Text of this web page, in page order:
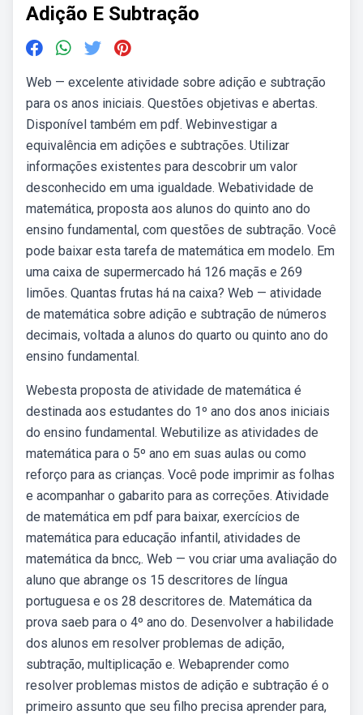
Adição E Subtração
Web — excelente atividade sobre adição e subtração
para os anos iniciais. Questões objetivas e abertas.
Disponível também em pdf. Webinvestigar a
equivalência em adições e subtrações. Utilizar
informações existentes para descobrir um valor
desconhecido em uma igualdade. Webatividade de
matemática, proposta aos alunos do quinto ano do
ensino fundamental, com questões de subtração. Você
pode baixar esta tarefa de matemática em modelo. Em
uma caixa de supermercado há 126 maçãs e 269
limões. Quantas frutas há na caixa? Web — atividade
de matemática sobre adição e subtração de números
decimais, voltada a alunos do quarto ou quinto ano do
ensino fundamental.
Webesta proposta de atividade de matemática é
destinada aos estudantes do 1º ano dos anos iniciais
do ensino fundamental. Webutilize as atividades de
matemática para o 5º ano em suas aulas ou como
reforço para as crianças. Você pode imprimir as folhas
e acompanhar o gabarito para as correções. Atividade
de matemática em pdf para baixar, exercícios de
matemática para educação infantil, atividades de
matemática da bncc,. Web — vou criar uma avaliação do
aluno que abrange os 15 descritores de língua
portuguesa e os 28 descritores de. Matemática da
prova saeb para o 4º ano do. Desenvolver a habilidade
dos alunos em resolver problemas de adição,
subtração, multiplicação e. Webaprender como
resolver problemas mistos de adição e subtração é o
primeiro assunto que seu filho precisa aprender para,